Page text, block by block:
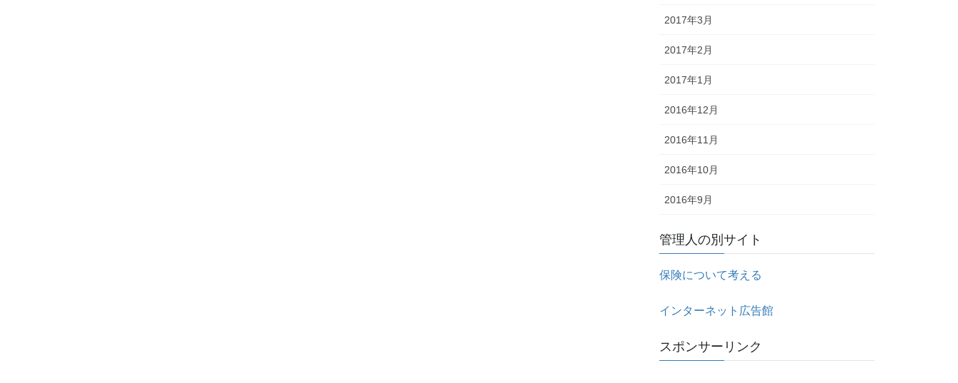
2017年3月
2017年2月
2017年1月
2016年12月
2016年11月
2016年10月
2016年9月
管理人の別サイト
保険について考える
インターネット広告館
スポンサーリンク